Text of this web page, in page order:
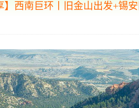
】西南巨环丨旧金山出发+锡